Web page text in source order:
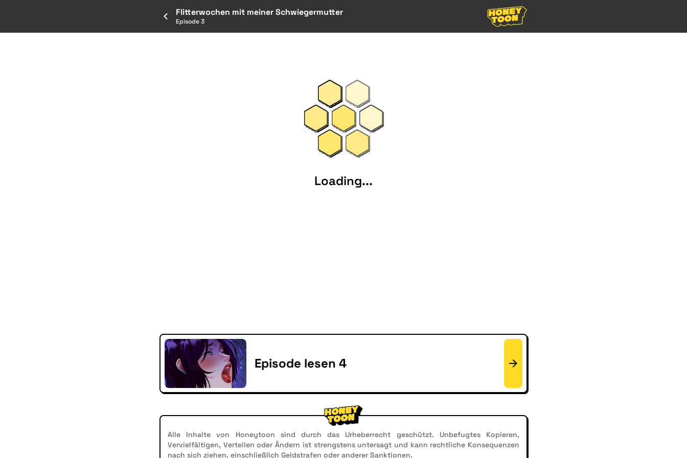
Flitterwochen mit meiner Schwiegermutter
Episode 3
Loading...
Episode lesen 4
Alle Inhalte von Honeytoon sind durch das Urheberrecht geschützt. Unbefugtes Kopieren,
Vervielfältigen, Verteilen oder Ändern ist strengstens untersagt und kann rechtliche Konsequenzen
nach sich ziehen, einschließlich Geldstrafen oder anderer Sanktionen.